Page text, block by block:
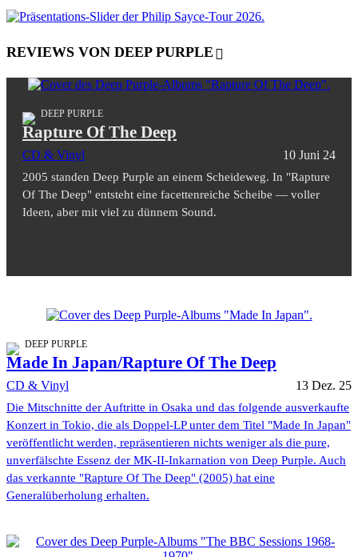
REVIEWS VON DEEP PURPLE
DEEP PURPLE
Rapture Of The Deep
CD & Vinyl 10 Juni 24
2005 standen Deep Purple an einem Scheideweg. In "Rapture
Of The Deep" entsteht eine facettenreiche Scheibe — voller
Ideen, aber mit viel zu dünnem Sound.
DEEP PURPLE
Made In Japan/Rapture Of The Deep
CD & Vinyl 13 Dez. 25
Die Mitschnitte der Auftritte in Osaka und das folgende ausverkaufte
Konzert in Tokio, die als Doppel-LP unter dem Titel "Made In Japan"
veröffentlicht werden, repräsentieren nichts weniger als die pure,
unverfälschte Essenz der MK-II-Inkarnation von Deep Purple. Auch
das verkannte "Rapture Of The Deep" (2005) hat eine
Generalüberholung erhalten.